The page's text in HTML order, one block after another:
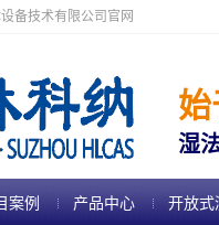
备技术有限公司官网
始
湿
案例 产品中心 开放式